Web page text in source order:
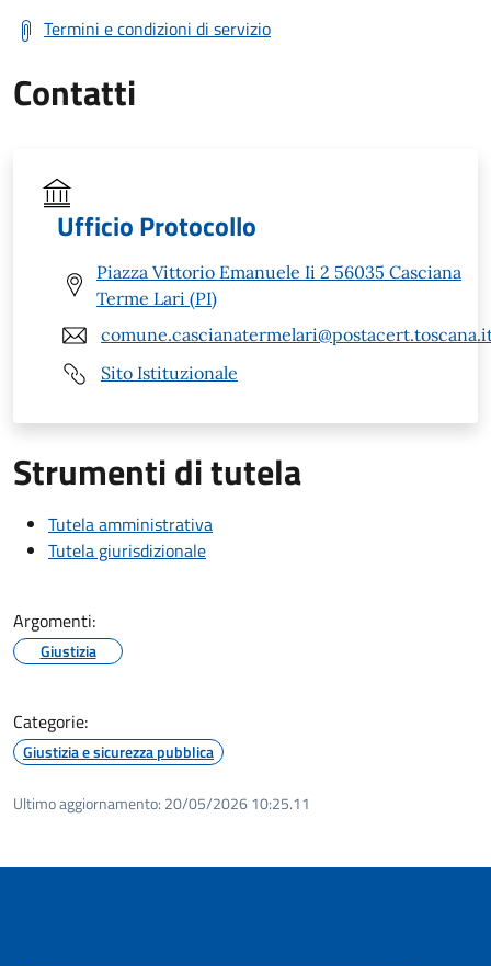
Termini e condizioni di servizio
Contatti
Ufficio Protocollo
Piazza Vittorio Emanuele Ii 2 56035 Casciana
Terme Lari (PI)
Sito Istituzionale
Strumenti di tutela
Tutela amministrativa
Tutela giurisdizionale
Argomenti:
Giustizia
Categorie:
Giustizia e sicurezza pubblica
Ultimo aggiornamento: 20/05/2026 10:25.11